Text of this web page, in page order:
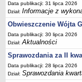
Uchwały
Projekty uchwał
Protokoły
Imienne wykazy
Postać dokumentów
Akty Prawne,
Data publikacji: 31 lipca 2026
Dział:Informacje z
Obwieszczenie Wójta
Data publikacji: 30 lipca 2026
Dział:Aktualności
Sprawozdania za II
Data publikacji: 28 lipca 2026
Dział:Sprawozdania